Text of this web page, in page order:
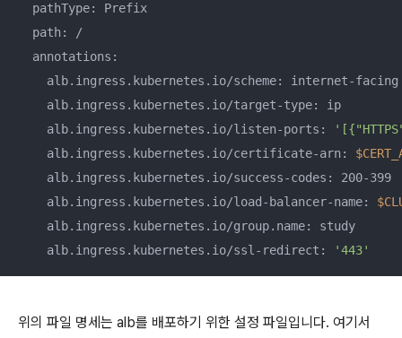
pathType: Prefix
path: /
annotations:
alb.ingress.kubernetes.io/scheme: internet-facing
alb.ingress.kubernetes.io/target-type: ip
alb.ingress.kubernetes.io/listen-ports:
alb.ingress.kubernetes.io/certificate-arn:
alb.ingress.kubernetes.io/success-codes: 200-399
alb.ingress.kubernetes.io/load-balancer-name:
alb.ingress.kubernetes.io/group.name: study
alb.ingress.kubernetes.io/ssl-redirect:
'443'
위의 파일 명세는 alb를 배포하기 위한 설정 파일입니다. 여기서